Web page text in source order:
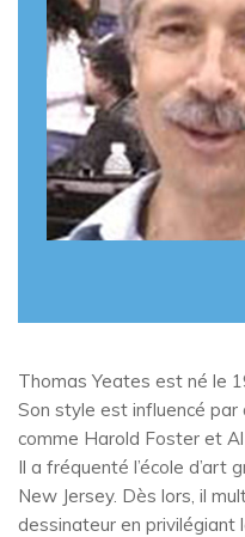
Thomas Yeates est né le
Son style est influencé
comme Harold Foster et
Il a fréquenté l’école d’art
New Jersey. Dès lors, il
dessinateur en privilégiant